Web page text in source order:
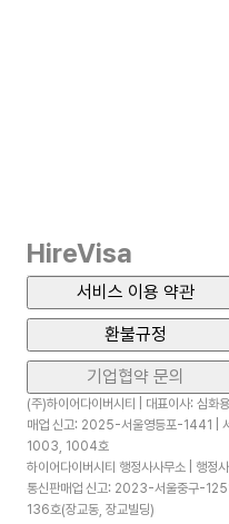
HireVisa
서비스 이용 약관
환불규정
기업협약 문의
(주)하이어다이버시티 | 대표이사: 심
매업 신고: 2025-서울영등포-1441 |
1003, 1004호
하이어다이버시티 행정사사무소 | 행
통신판매업 신고: 2023-서울중구-
136호(장교동, 장교빌딩)